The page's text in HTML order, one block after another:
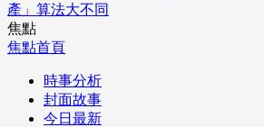
產」算法大不同
焦點
焦點首頁
時事分析
封面故事
今日最新